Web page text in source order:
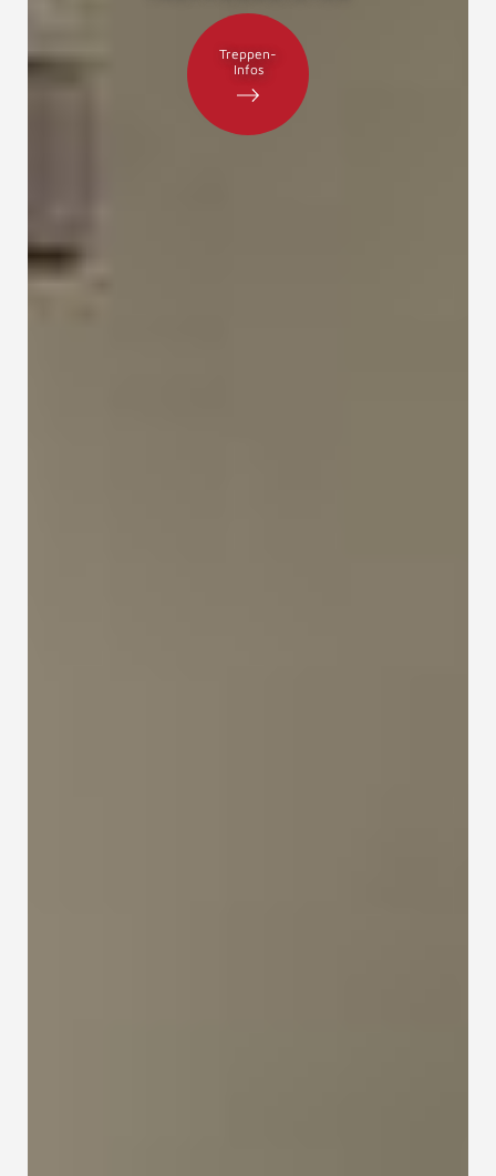
Treppen-
Infos